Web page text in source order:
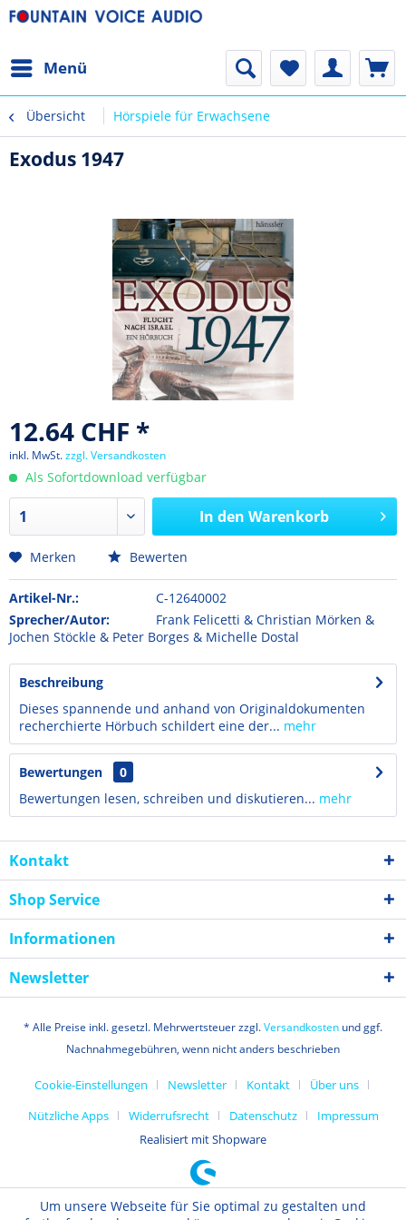
Menü
Übersicht Hörspiele für Erwachsene
Exodus 1947
12.64 CHF *
inkl. MwSt.zzgl. Versandkosten
Als Sofortdownload verfügbar
In den Warenkorb
Merken Bewerten
Artikel-Nr.:
C-12640002
Sprecher/Autor:
Frank Felicetti & Christian Mörken &
Jochen Stöckle & Peter Borges & Michelle Dostal
Beschreibung
Dieses spannende und anhand von Originaldokumenten
recherchierte Hörbuch schildert eine der... mehr
Bewertungen
0
Bewertungen lesen, schreiben und diskutieren... mehr
Kontakt
Shop Service
Informationen
Newsletter
* Alle Preise inkl. gesetzl. Mehrwertsteuer zzgl.Versandkosten und ggf.
Nachnahmegebühren, wenn nicht anders beschrieben
Cookie-Einstellungen Newsletter Kontakt
Über uns
Nützliche Apps
Widerrufsrecht Datenschutz
Impressum
Realisiert mit Shopware
Um unsere Webseite für Sie optimal zu gestalten und